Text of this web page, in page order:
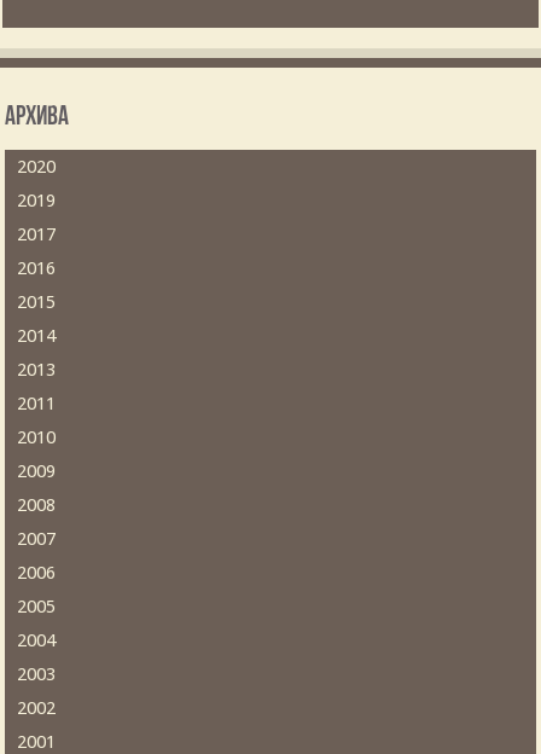
Архива
2020
2019
2017
2016
2015
2014
2013
2011
2010
2009
2008
2007
2006
2005
2004
2003
2002
2001